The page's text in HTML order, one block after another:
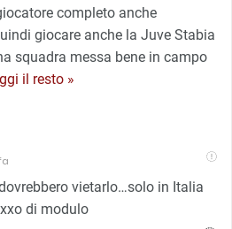
completo anche
giocare anche la Juve Stabia
squadra messa bene in campo
il resto »
vietarlo…solo in Italia
di modulo